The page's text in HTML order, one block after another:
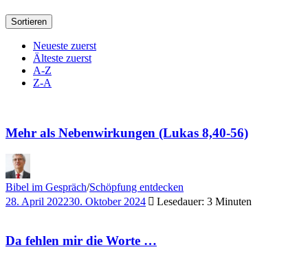
Sortieren
Neueste zuerst
Älteste zuerst
A-Z
Z-A
Mehr als Nebenwirkungen (Lukas 8,40-56)
Bibel im Gespräch/Schöpfung entdecken
28. April 202230. Oktober 2024 Lesedauer: 3 Minuten
Da fehlen mir die Worte …